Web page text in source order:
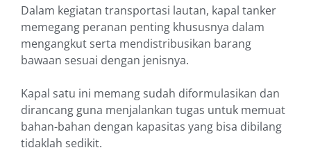
Dalam kegiatan transportasi lautan, kapal tanker
memegang peranan penting khususnya dalam
mengangkut serta mendistribusikan barang
bawaan sesuai dengan jenisnya.
Kapal satu ini memang sudah diformulasikan dan
dirancang guna menjalankan tugas untuk memuat
bahan-bahan dengan kapasitas yang bisa dibilang
tidaklah sedikit.